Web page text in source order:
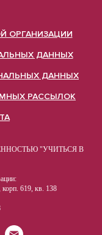
ОРГАНИЗАЦИИ
ДАННЫХ
ДАННЫХ
РАССЫЛОК
"УЧИТЬСЯ В
корп. 619, кв. 138